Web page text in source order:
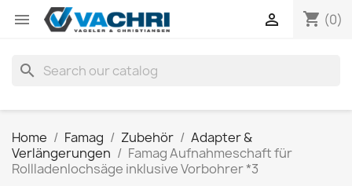
 shopping_cart (0)

search
Home Famag Zubehör
Adapter &
Verlängerungen
Famag Aufnahmeschaft für
Rollladenlochsäge inklusive Vorbohrer *3